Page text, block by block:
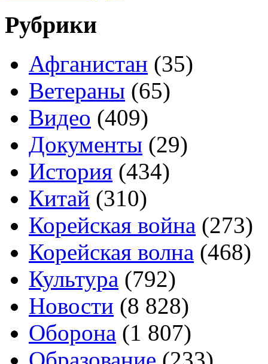
Рубрики
Афганистан (35)
Ветераны (65)
Видео (409)
Документы (29)
История (434)
Китай (310)
Корейская война (273)
Корейская волна (468)
Культура (792)
Новости (8 828)
Оборона (1 807)